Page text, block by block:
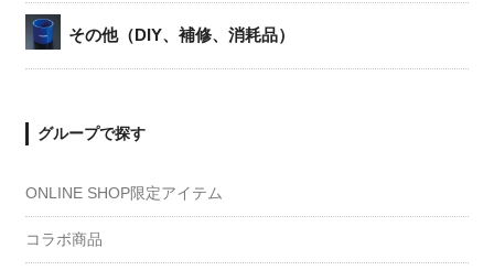
その他（DIY、補修、消耗品）
グループで探す
ONLINE SHOP限定アイテム
コラボ商品